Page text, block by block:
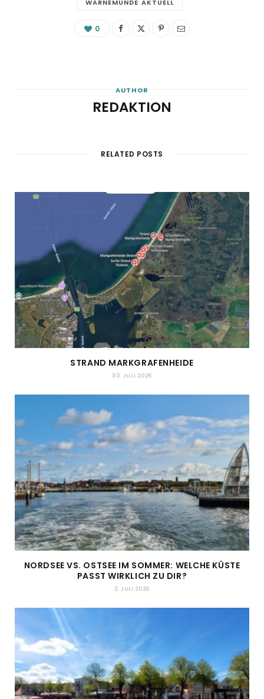
WARNEMÜNDE AKTUELL
0
AUTHOR
REDAKTION
RELATED POSTS
STRAND MARKGRAFENHEIDE
30. JULI 2026
NORDSEE VS. OSTSEE IM SOMMER: WELCHE KÜSTE
PASST WIRKLICH ZU DIR?
2. JULI 2026